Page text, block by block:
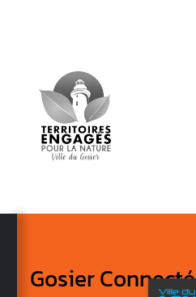
Gosier Connecté